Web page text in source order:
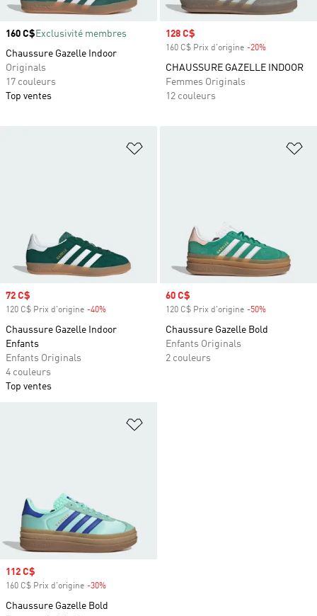
Prix
160 C$ Exclusivité membres
Chaussure Gazelle Indoor
Originals
17 couleurs
Top ventes
Prix soldé
128 C$
160 C$ Prix d'origine -20%
CHAUSSURE GAZELLE INDOOR
Femmes Originals
12 couleurs
Ajouter à la Liste de produits
Prix soldé
72 C$
120 C$ Prix d'origine -40%
Chaussure Gazelle Indoor
Enfants
Enfants Originals
4 couleurs
Top ventes
Prix soldé
60 C$
120 C$ Prix d'origine -50%
Chaussure Gazelle Bold
Enfants Originals
2 couleurs
Prix soldé
112 C$
160 C$ Prix d'origine -30%
Chaussure Gazelle Bold